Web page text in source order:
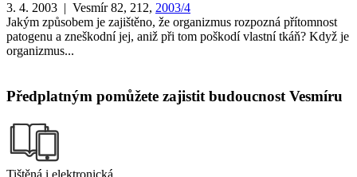
3. 4. 2003 | Vesmír 82, 212, 2003/4
Jakým způsobem je zajištěno, že organizmus rozpozná přítomnost
patogenu a zneškodní jej, aniž při tom poškodí vlastní tkáň? Když je
organizmus...
Předplatným pomůžete zajistit budoucnost Vesmíru
Tištěná i elektronická